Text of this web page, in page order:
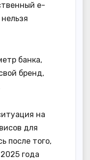
e-
банка,
бренд,
на
для
после того,
года